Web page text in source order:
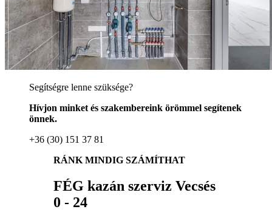
Segítségre lenne szüksége?
Hívjon minket és szakembereink örömmel segítenek
önnek.
+36 (30) 151 37 81
RÁNK MINDIG SZÁMÍTHAT
FÉG kazán szerviz Vecsés
0 - 24